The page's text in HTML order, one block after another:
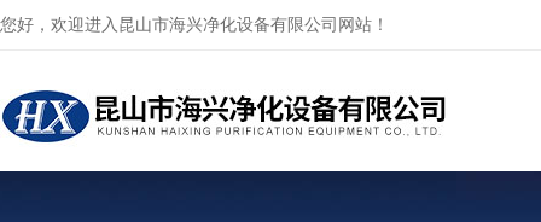
您好，欢迎进入昆山市海兴净化设备有限公司网站！